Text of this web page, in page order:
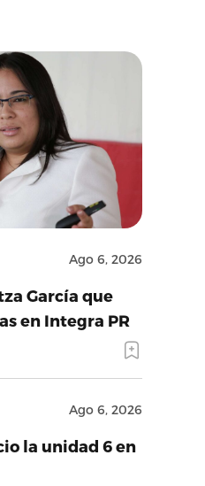
Ago 6, 2026
García que
en Integra PR
Ago 6, 2026
la unidad 6 en